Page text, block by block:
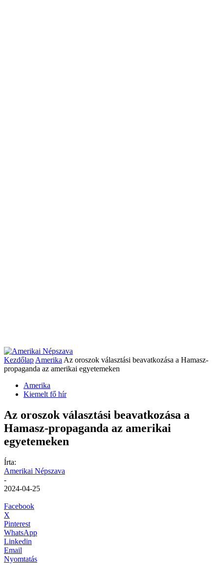
Kezdőlap Amerika Az oroszok választási beavatkozása a Hamasz-
propaganda az amerikai egyetemeken
Amerika
Kiemelt fő hír
Az oroszok választási beavatkozása a
Hamasz-propaganda az amerikai
egyetemeken
Írta:
Amerikai Népszava
-
2024-04-25
Facebook
X
Pinterest
WhatsApp
Linkedin
Email
Nyomtatás